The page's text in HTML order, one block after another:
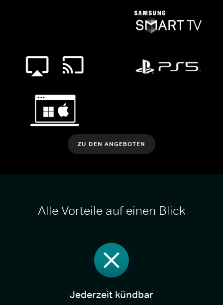
ZU DEN ANGEBOTEN
Alle Vorteile auf einen Blick
Jederzeit kündbar